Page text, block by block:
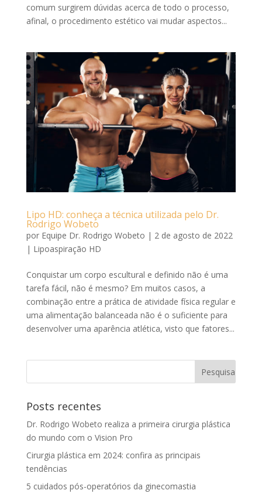
comum surgirem dúvidas acerca de todo o processo,
afinal, o procedimento estético vai mudar aspectos...
Lipo HD: conheça a técnica utilizada pelo Dr.
Rodrigo Wobeto
por Equipe Dr. Rodrigo Wobeto | 2 de agosto de 2022
| Lipoaspiração HD
Conquistar um corpo escultural e definido não é uma
tarefa fácil, não é mesmo? Em muitos casos, a
combinação entre a prática de atividade física regular e
uma alimentação balanceada não é o suficiente para
desenvolver uma aparência atlética, visto que fatores...
Posts recentes
Dr. Rodrigo Wobeto realiza a primeira cirurgia plástica
do mundo com o Vision Pro
Cirurgia plástica em 2024: confira as principais
tendências
5 cuidados pós-operatórios da ginecomastia